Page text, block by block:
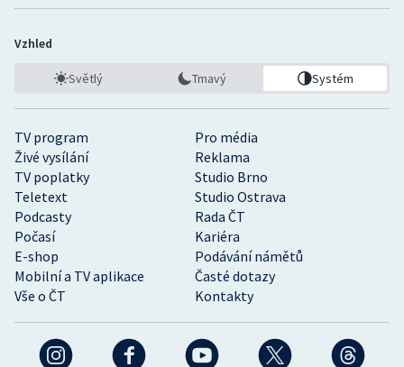
TV program
Pro média
Živé vysílání
Reklama
TV poplatky
Studio Brno
Teletext
Studio Ostrava
Podcasty
Rada ČT
Počasí
Kariéra
E-shop
Podávání námětů
Mobilní a TV aplikace
Časté dotazy
Vše o ČT
Kontakty
Vzhled
Světlý Tmavý Systém